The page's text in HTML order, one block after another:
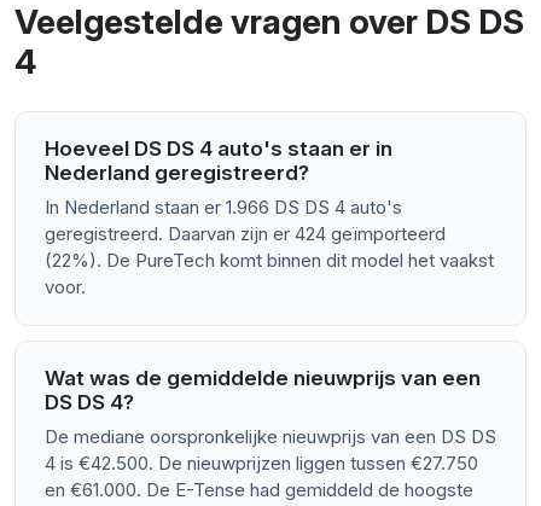
Veelgestelde vragen over DS DS
4
Hoeveel DS DS 4 auto's staan er in
Nederland geregistreerd?
In Nederland staan er 1.966 DS DS 4 auto's
geregistreerd. Daarvan zijn er 424 geïmporteerd
(22%). De PureTech komt binnen dit model het vaakst
voor.
Wat was de gemiddelde nieuwprijs van een
DS DS 4?
De mediane oorspronkelijke nieuwprijs van een DS DS
4 is €42.500. De nieuwprijzen liggen tussen €27.750
en €61.000. De E-Tense had gemiddeld de hoogste